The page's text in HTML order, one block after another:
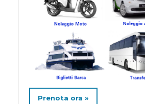
Prenota ora »